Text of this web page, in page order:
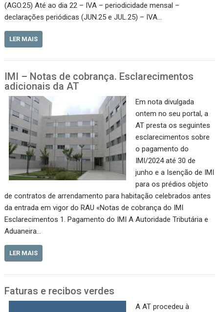
(AGO.25) Até ao dia 22 – IVA – periodicidade mensal –
declarações periódicas (JUN.25 e JUL.25) – IVA…
LER MAIS
IMI – Notas de cobrança. Esclarecimentos
adicionais da AT
Em nota divulgada
ontem no seu portal, a
AT presta os seguintes
esclarecimentos sobre
o pagamento do
IMI/2024 até 30 de
junho e a ​​​Isenção de IMI
para os prédios objeto
de contratos de arrendamento para habitação celebrados antes
da entrada em vigor do RAU «Notas de cobrança do IMI
Esclarecimentos 1. Pagamento do IMI A Autoridade Tributária e
Aduaneira…
LER MAIS
Faturas e recibos verdes
A AT procedeu à